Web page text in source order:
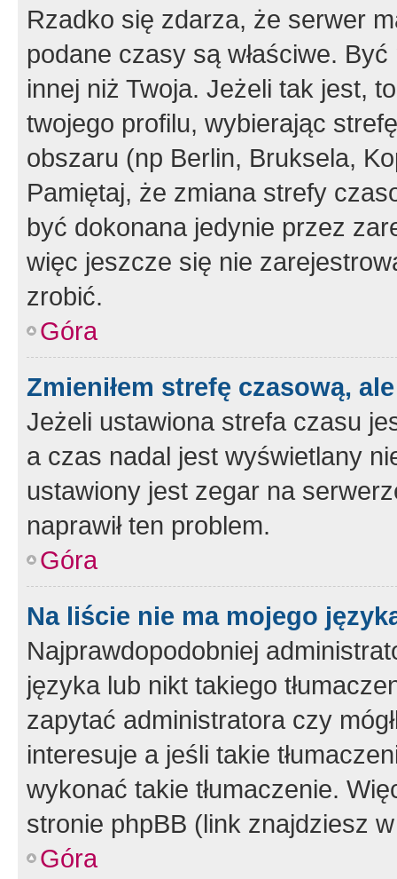
Rzadko się zdarza, że serwer
podane czasy są właściwe.
innej niż Twoja. Jeżeli tak jest,
twojego profilu, wybierając
obszaru (np Berlin, Bruksela,
Pamiętaj, że zmiana strefy
być dokonana jedynie przez
więc jeszcze się nie
zrobić.
Góra
Zmieniłem strefę czasową,
Jeżeli ustawiona strefa czasu
a czas nadal jest wyświetlany
ustawiony jest zegar na
naprawił ten problem.
Góra
Na liście nie ma mojego
Najprawdopodobniej
języka lub nikt takiego
zapytać administratora czy
interesuje a jeśli takie
wykonać takie tłumaczenie.
stronie phpBB (link znajdziesz
Góra